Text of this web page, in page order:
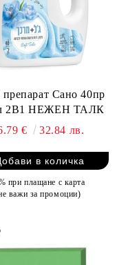
препарат Сано 40пр
2В1 НЕЖЕН ТАЛК
€
32.84 лв.
при плащане с карта
важи за промоции)